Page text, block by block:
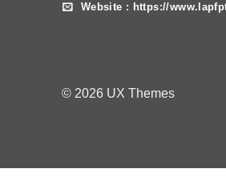
Website : https://
© 2026 UX Themes